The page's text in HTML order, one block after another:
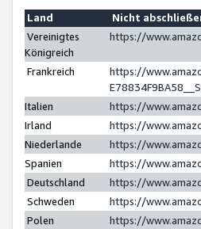
Land
Nicht
Vereinigtes
Königreich
https://
Frankreich
https://
Italien
https://
Irland
https://
Niederlande
https://
Spanien
https://
Deutschland
https://
Schweden
https://
Polen
https://